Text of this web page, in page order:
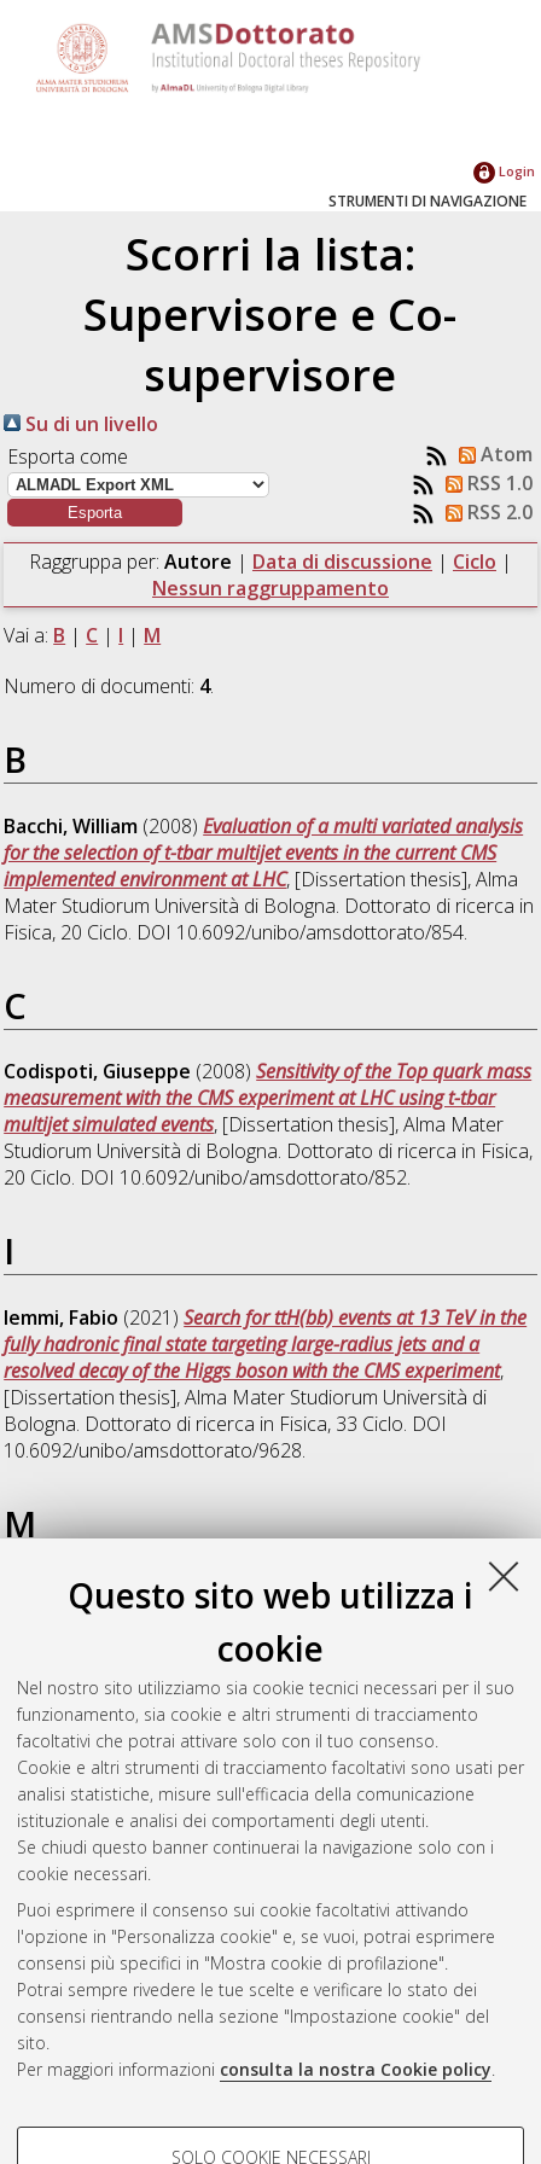
Questo sito web utilizza i
cookie
Nel nostro sito utilizziamo sia cookie tecnici necessari per il suo
funzionamento, sia cookie e altri strumenti di tracciamento
facoltativi che potrai attivare solo con il tuo consenso.
Cookie e altri strumenti di tracciamento facoltativi sono usati per
analisi statistiche, misure sull'efficacia della comunicazione
istituzionale e analisi dei comportamenti degli utenti.
Se chiudi questo banner continuerai la navigazione solo con i
cookie necessari.
Puoi esprimere il consenso sui cookie facoltativi attivando
l'opzione in "Personalizza cookie" e, se vuoi, potrai esprimere
consensi più specifici in "Mostra cookie di profilazione".
Potrai sempre rivedere le tue scelte e verificare lo stato dei
consensi rientrando nella sezione "Impostazione cookie" del
sito.
Per maggiori informazioni consulta la nostra Cookie policy.
COOKIE DI PROFILAZIONE -
SOLO COOKIE NECESSARI
Login
STRUMENTI DI NAVIGAZIONE
Scorri la lista:
Supervisore e Co-
supervisore
Su di un livello
Esporta come
Atom
RSS 1.0
RSS 2.0
Raggruppa per: Autore | Data di discussione | Ciclo |
Nessun raggruppamento
Vai a: B | C | I | M
Numero di documenti: 4.
B
Bacchi, William (2008)Evaluation of a multi variated analysis
for the selection of t-tbar multijet events in the current CMS
implemented environment at LHC, [Dissertation thesis], Alma
Mater Studiorum Università di Bologna. Dottorato di ricerca in
Fisica, 20 Ciclo. DOI 10.6092/unibo/amsdottorato/854.
C
Codispoti, Giuseppe (2008)Sensitivity of the Top quark mass
measurement with the CMS experiment at LHC using t-tbar
multijet simulated events, [Dissertation thesis], Alma Mater
Studiorum Università di Bologna. Dottorato di ricerca in Fisica,
20 Ciclo. DOI 10.6092/unibo/amsdottorato/852.
I
Iemmi, Fabio (2021)Search for ttH(bb) events at 13 TeV in the
fully hadronic final state targeting large-radius jets and a
resolved decay of the Higgs boson with the CMS experiment,
[Dissertation thesis], Alma Mater Studiorum Università di
Bologna. Dottorato di ricerca in Fisica, 33 Ciclo. DOI
10.6092/unibo/amsdottorato/9628.
M
Margaroli, Fabrizio(2007)Measurement of the top quark
mass in the all-hadronic channel at proton antiproton
collisions at √s = 1.96TeV with CDF II, [Dissertation thesis],
Alma Mater Studiorum Università di Bologna. Dottorato di
ricerca inFisica , 19 Ciclo. DOI
10.6092/unibo/amsdottorato/348.
Questa lista e' stata generata ilSun Aug 9 20:43:42 2026
Atom
Rss 1.0
Rss 2.0
ISSN: 2038-7946
Impostazioni Cookie